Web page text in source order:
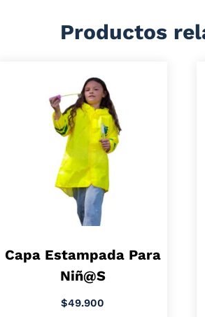
Productos
Capa Estampada Para
Niñ@s
$49.900